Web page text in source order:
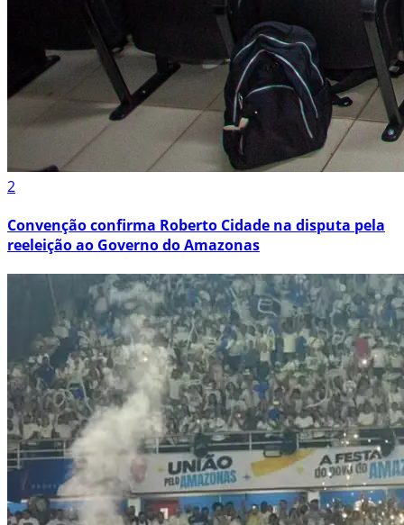
2
Convenção confirma Roberto Cidade na disputa pela
reeleição ao Governo do Amazonas